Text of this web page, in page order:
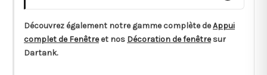
Découvrez également notre gamme complète deAppui
complet de Fenêtreet nos Décoration de fenêtresur
Dartank.